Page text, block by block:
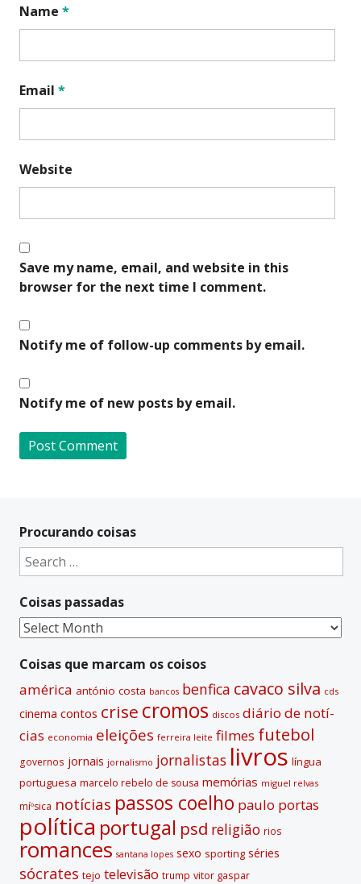
Name *
Email *
Website
Save my name, email, and website in this
browser for the next time I comment.
Notify me of follow-up comments by email.
Notify me of new posts by email.
t
e
a
t
i
v
Procurando coisas
Search
for:
Coisas passadas
Coisas
Coisas que marcam os coisos
américa antónio costa bancos benfica cavaco silva cds
cinema contos crise cromos discos diário de notí­
cias economia eleições ferreira leite filmes futebol
governos jornais jornalismo jornalistas livros lí­ngua
portuguesa marcelo rebelo de sousa memórias miguel relvas
míºsica notí­cias passos coelho paulo portas
polí­tica portugal psd religião rios
romances santana lopes sexo sporting séries
sócrates tejo televisão trump vitor gaspar